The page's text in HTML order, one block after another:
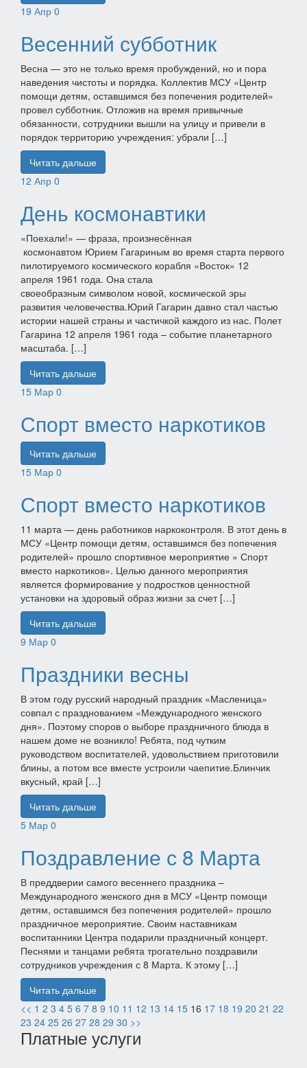
19 Апр 0
Весенний субботник
Весна — это не только время пробуждений, но и пора
наведения чистоты и порядка. Коллектив МСУ «Центр
помощи детям, оставшимся без попечения родителей»
провел субботник. Отложив на время привычные
обязанности, сотрудники вышли на улицу и привели в
порядок территорию учреждения: убрали […]
Читать дальше
12 Апр 0
День космонавтики
«Поехали!» — фраза, произнесённая
космонавтом Юрием Гагариным во время старта первого
пилотируемого космического корабля «Восток» 12
апреля 1961 года. Она стала
своеобразным символом новой, космической эры
развития человечества.Юрий Гагарин давно стал частью
истории нашей страны и частичкой каждого из нас. Полет
Гагарина 12 апреля 1961 года – событие планетарного
масштаба. […]
Читать дальше
15 Мар 0
Спорт вместо наркотиков
Читать дальше
15 Мар 0
Спорт вместо наркотиков
11 марта — день работников наркоконтроля. В этот день в
МСУ «Центр помощи детям, оставшимся без попечения
родителей» прошло спортивное мероприятие » Спорт
вместо наркотиков». Целью данного мероприятия
является формирование у подростков ценностной
установки на здоровый образ жизни за счет […]
Читать дальше
9 Мар 0
Праздники весны
В этом году русский народный праздник «Масленица»
совпал с празднованием «Международного женского
дня». Поэтому споров о выборе праздничного блюда в
нашем доме не возникло! Ребята, под чутким
руководством воспитателей, удовольствием приготовили
блины, а потом все вместе устроили чаепитие.Блинчик
вкусный, край […]
Читать дальше
5 Мар 0
Поздравление с 8 Марта
В преддверии самого весеннего праздника –
Международного женского дня в МСУ «Центр помощи
детям, оставшимся без попечения родителей» прошло
праздничное мероприятие. Своим наставникам
воспитанники Центра подарили праздничный концерт.
Песнями и танцами ребята трогательно поздравили
сотрудников учреждения с 8 Марта. К этому […]
Читать дальше
<< 1 2 3 4 5 6 7 8 9 10 11 12 13 14 15 16 17 18 19 20 21 22
23 24 25 26 27 28 29 30 >>
Платные услуги